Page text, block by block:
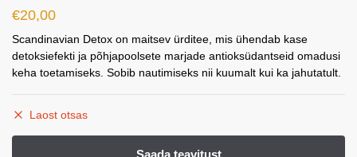
€20,00
Scandinavian Detox on maitsev ürditee, mis ühendab kase
detoksiefekti ja põhjapoolsete marjade antioksüdantseid omadusi
keha toetamiseks. Sobib nautimiseks nii kuumalt kui ka jahutatult.
Laost otsas